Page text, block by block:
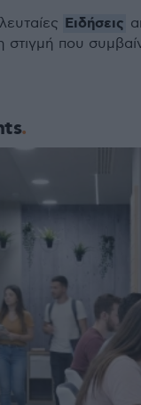
Ειδήσεις
στιγμή που